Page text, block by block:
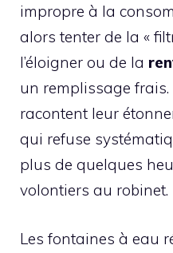
impropre à la
alors tenter de la «
l’éloigner ou de la
un remplissage
racontent leur
qui refuse
plus de quelques
volontiers au robinet.
Les fontaines à eau